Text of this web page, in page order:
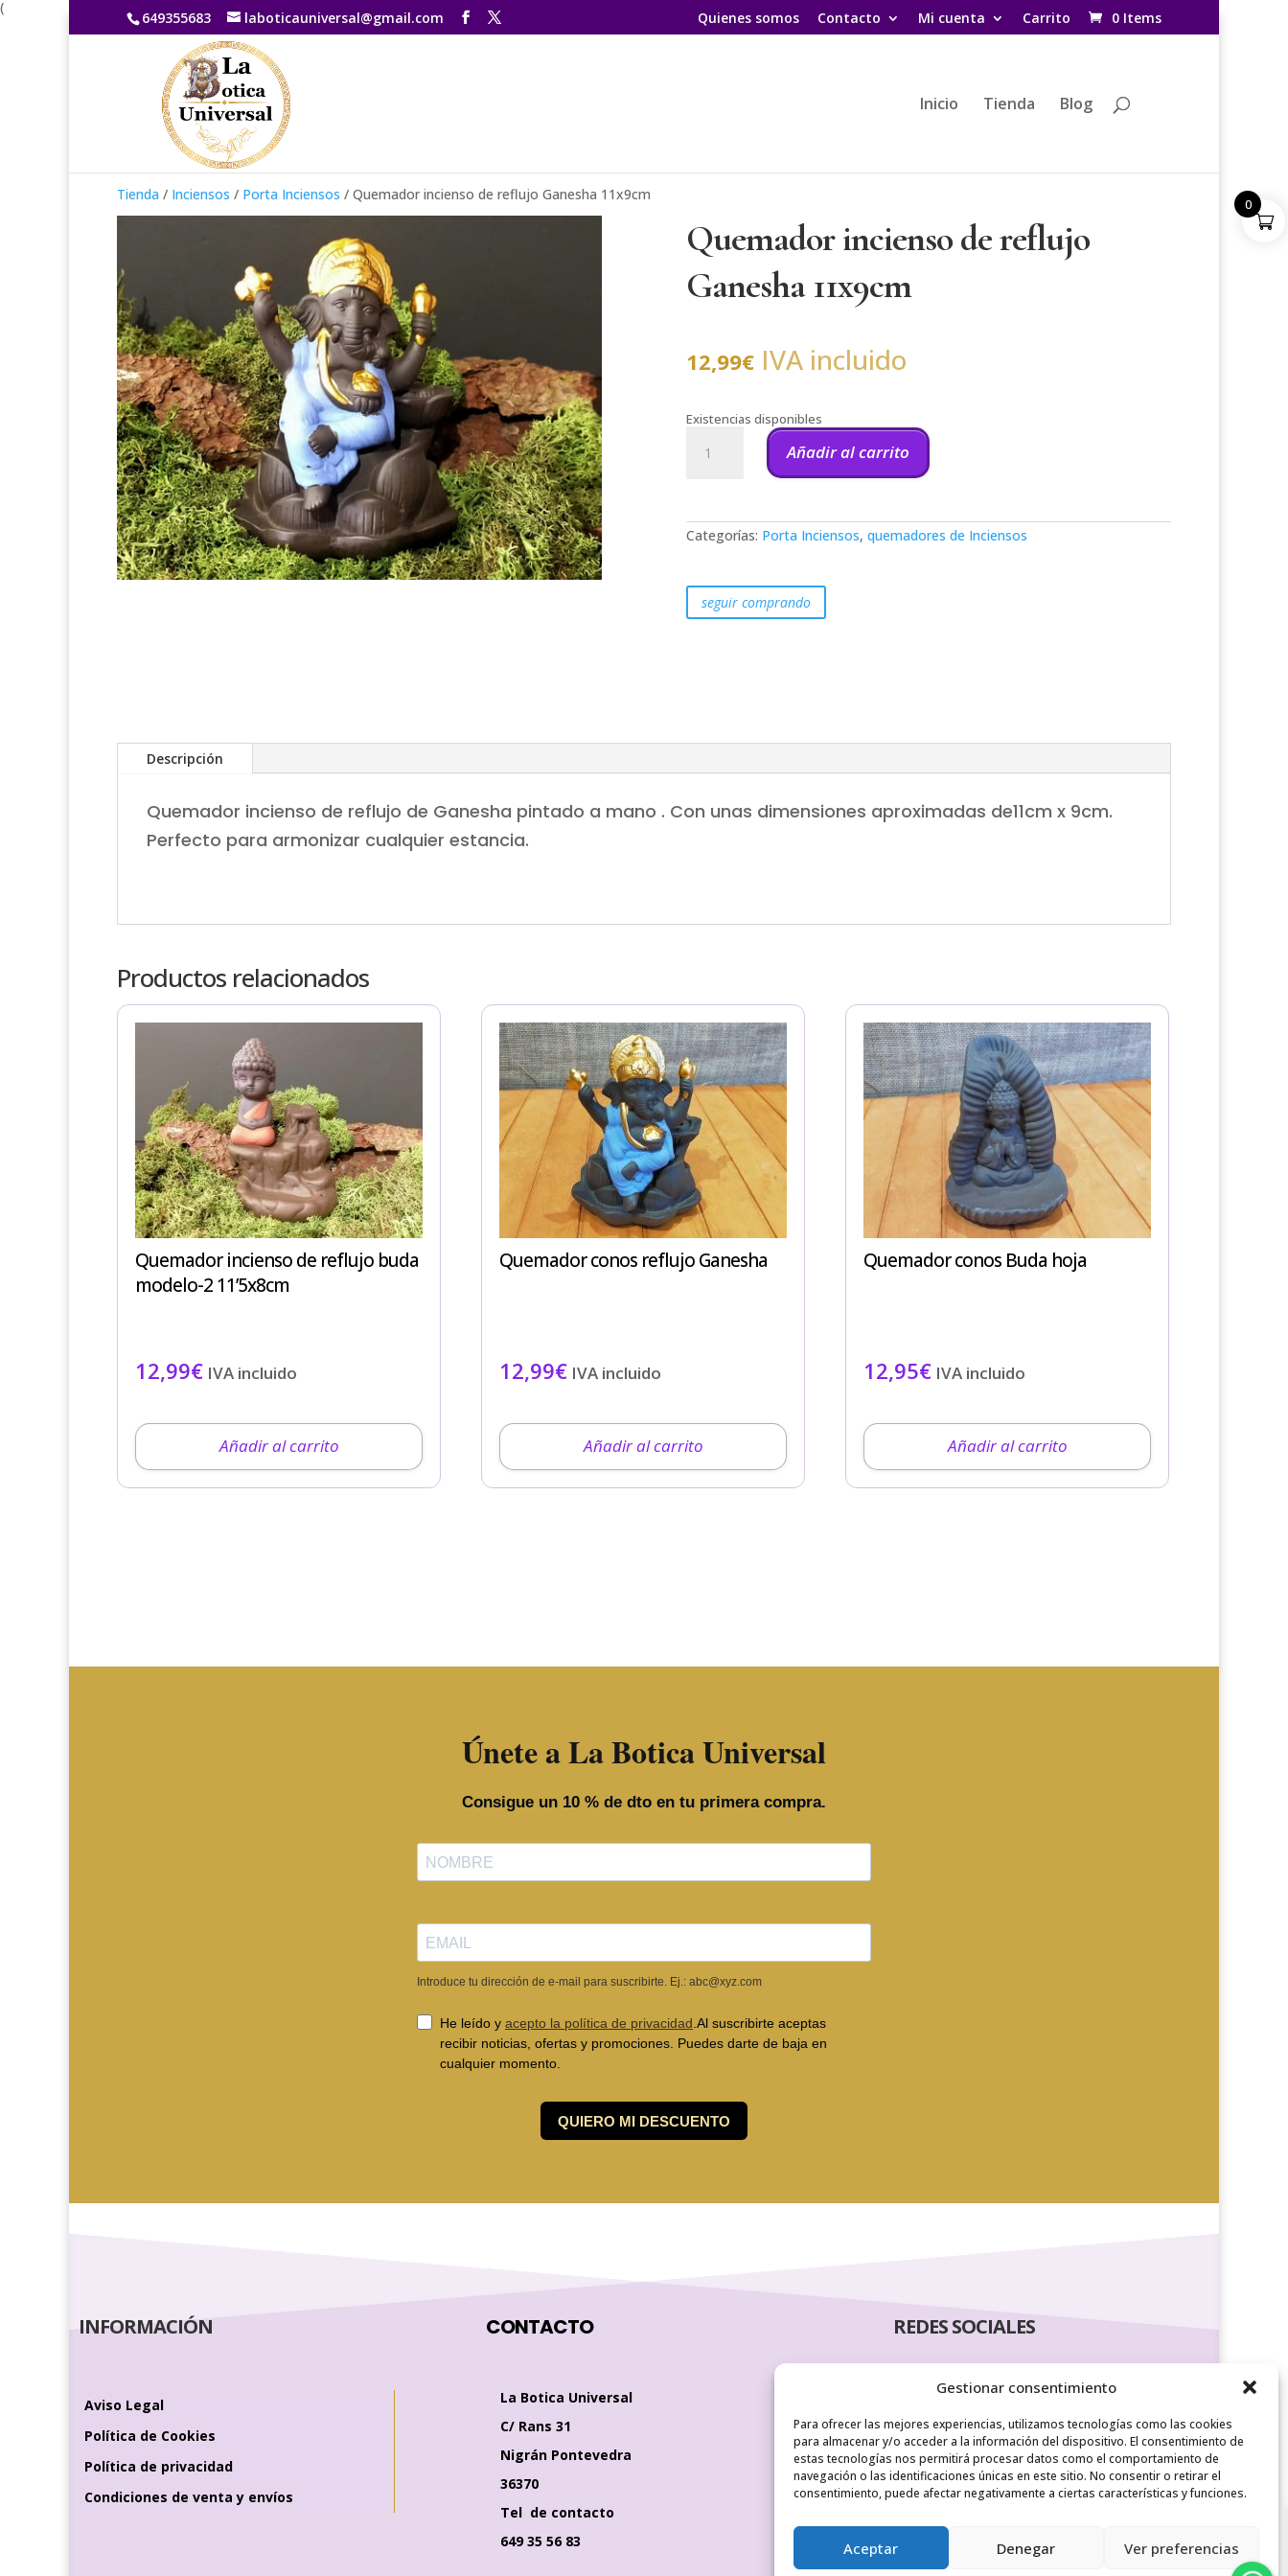
Gestionar consentimiento
Para ofrecer las mejores experiencias, utilizamos tecnologías como las cookies
para almacenar y/o acceder a la información del dispositivo. El consentimiento de
estas tecnologías nos permitirá procesar datos como el comportamiento de
navegación o las identificaciones únicas en este sitio. No consentir o retirar el
consentimiento, puede afectar negativamente a ciertas características y funciones.
Aceptar Denegar Ver preferencias
(
649355683 laboticauniversal@gmail.com Quienes somos Contacto Mi cuenta Carrito 0 Items
Inicio Tienda Blog
Tienda / Inciensos / Porta Inciensos / Quemador incienso de reflujo Ganesha 11x9cm
Quemador incienso de reflujo
Ganesha 11x9cm
12,99€ IVA incluido
Existencias disponibles
incienso
cantidad
Añadir al carrito
Categorías: Porta Inciensos, quemadores de Inciensos
seguir comprando
Descripción
Quemador incienso de reflujo de Ganesha pintado a mano . Con unas dimensiones aproximadas de11cm x 9cm.
Perfecto para armonizar cualquier estancia.
Productos relacionados
Quemador incienso de reflujo buda
modelo-2 11’5x8cm
12,99€ IVA incluido
Añadir al carrito
Quemador conos reflujo Ganesha
12,99€ IVA incluido
Añadir al carrito
Quemador conos Buda hoja
12,95€ IVA incluido
Añadir al carrito
INFORMACIÓN
Aviso Legal
Política de Cookies
Política de privacidad
Condiciones de venta y envíos
CONTACTO
La Botica Universal
C/ Rans 31
Nigrán Pontevedra
36370
Tel de contacto
649 35 56 83
REDES SOCIALES
0